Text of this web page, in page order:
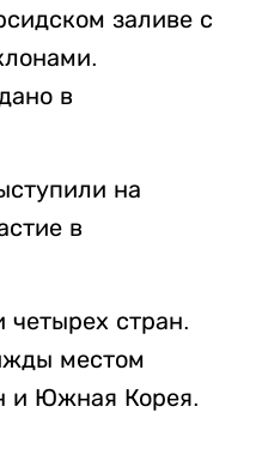
заливе с
в
на
в
четырех стран.
местом
и Южная Корея.